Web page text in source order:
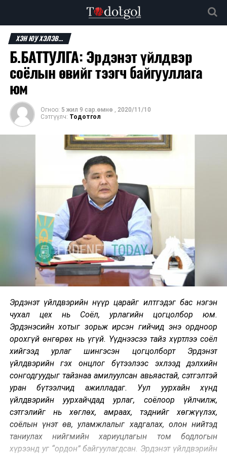
ХЭН ЮУ ХЭЛЭВ...
Б.БАТТУЛГА: Эрдэнэт үйлдвэр
соёлын өвийг тээгч байгууллага
юм
Огноо: 5 жил 9 сар.өмнө , 2020/11/10
Сэтгүүлч: Тодотгол
Эрдэнэт үйлдвэрийн нүүр царайг илтгэдэг бас нэгэн
чухал цех нь Соёл, урлагийн цогцолбор юм.
Эрдэнэсийн хотыг зорьж ирсэн гийчид энэ ордноор
орохгүй өнгөрөх нь үгүй. Үүднээсээ тайз хүртлээ соёл
хийгээд урлаг шингэсэн цогцолборт Эрдэнэт
үйлдвэрийн гэх онцлог бүтээлээс эхлээд дэлхийн
сонгодгуудыг тайзнаа амилуулсан авьяастай, сэтгэлтэй
уран бүтээлчид ажилладаг. Уул уурхайн хүнд
үйлдвэрийн уурхайчдад урлаг, соёлоор үйлчилж,
сэтгэлийг нь хөглөх, амраах, тэднийг хөгжүүлэх,
соёлын үнэт өв, уламжлалыг хадгалах, олон нийтэд
таниулах нийгмийн хариуцлагын том бодлогын
хүрээнд уг “ордон” байгуулагдсан. Эрдэнэт үйлдвэрийн